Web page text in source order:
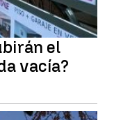
el
vacía?